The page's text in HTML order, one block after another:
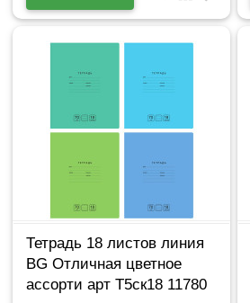
Тетрадь 18 листов линия
BG Отличная цветное
ассорти арт Т5ск18 11780